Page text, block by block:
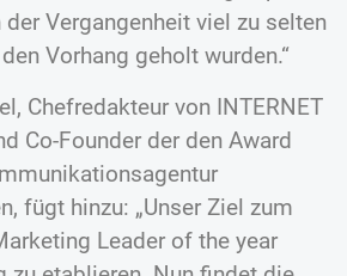
Vergangenheit viel zu selten
Vorhang geholt wurden.“
Chefredakteur von INTERNET
Co-Founder der den Award
fügt hinzu: „Unser Ziel zum
Leader of the year